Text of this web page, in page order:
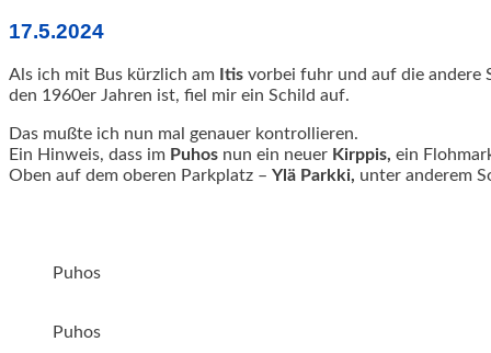
17.5.2024
Als ich mit Bus kürzlich am Itis vorbei fuhr und auf die andere
den 1960er Jahren ist, fiel mir ein Schild auf.
Das mußte ich nun mal genauer kontrollieren.
Ein Hinweis, dass im Puhos nun ein neuer Kirppis, ein
Oben auf dem oberen Parkplatz – Ylä Parkki, unter anderem
Puhos
Puhos